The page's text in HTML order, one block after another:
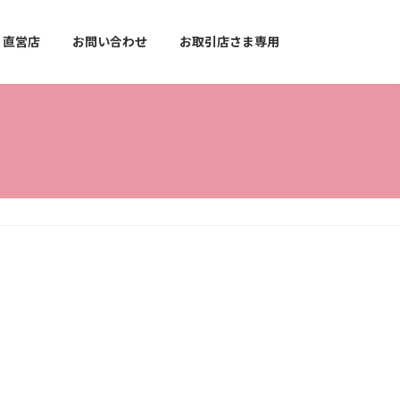
直営店 お問い合わせ お取引店さま専用